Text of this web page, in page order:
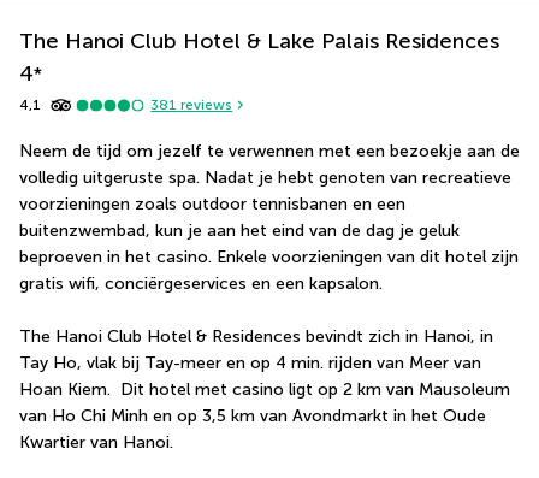
The Hanoi Club Hotel & Lake Palais Residences
4*
4,1 381 reviews
Neem de tijd om jezelf te verwennen met een bezoekje aan de
volledig uitgeruste spa. Nadat je hebt genoten van recreatieve
voorzieningen zoals outdoor tennisbanen en een
buitenzwembad, kun je aan het eind van de dag je geluk
beproeven in het casino. Enkele voorzieningen van dit hotel zijn
gratis wifi, conciërgeservices en een kapsalon.
The Hanoi Club Hotel & Residences bevindt zich in Hanoi, in
Tay Ho, vlak bij Tay-meer en op 4 min. rijden van Meer van
Hoan Kiem.  Dit hotel met casino ligt op 2 km van Mausoleum
van Ho Chi Minh en op 3,5 km van Avondmarkt in het Oude
Kwartier van Hanoi.